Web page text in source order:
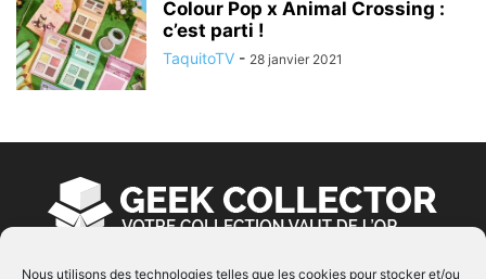
Nous utilisons des technologies telles que les cookies pour stocker et/ou
Colour Pop x Animal Crossing :
c’est parti !
TaquitoTV - 28 janvier 2021